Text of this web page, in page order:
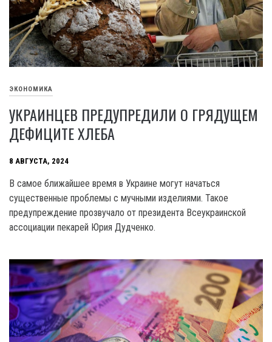
ЭКОНОМИКА
УКРАИНЦЕВ ПРЕДУПРЕДИЛИ О ГРЯДУЩЕМ
ДЕФИЦИТЕ ХЛЕБА
8 АВГУСТА, 2024
В самое ближайшее время в Украине могут начаться
существенные проблемы с мучными изделиями. Такое
предупреждение прозвучало от президента Всеукраинской
ассоциации пекарей Юрия Дудченко.